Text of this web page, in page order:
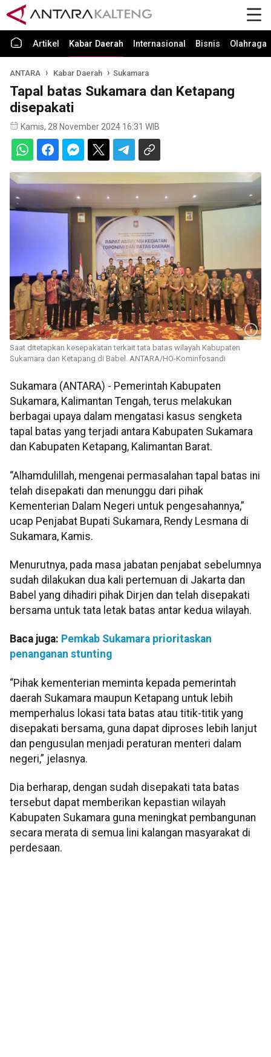
Artikel Kabar Daerah Internasional Bisnis Olahraga
ANTARA Kabar Daerah Sukamara
Tapal batas Sukamara dan Ketapang
disepakati
Kamis, 28 November 2024 16:31 WIB
Saat ditetapkan kesepakatan terkait tata batas wilayah Kabupaten
Sukamara dan Ketapang di Babel. ANTARA/HO-Kominfosandi
Sukamara (ANTARA) - Pemerintah Kabupaten
Sukamara, Kalimantan Tengah, terus melakukan
berbagai upaya dalam mengatasi kasus sengketa
tapal batas yang terjadi antara Kabupaten Sukamara
dan Kabupaten Ketapang, Kalimantan Barat.
“Alhamdulillah, mengenai permasalahan tapal batas ini
telah disepakati dan menunggu dari pihak
Kementerian Dalam Negeri untuk pengesahannya,”
ucap Penjabat Bupati Sukamara, Rendy Lesmana di
Sukamara, Kamis.
Menurutnya, pada masa jabatan penjabat sebelumnya
sudah dilakukan dua kali pertemuan di Jakarta dan
Babel yang dihadiri pihak Dirjen dan telah disepakati
bersama untuk tata letak batas antar kedua wilayah.
Baca juga: Pemkab Sukamara prioritaskan
penanganan stunting
“Pihak kementerian meminta kepada pemerintah
daerah Sukamara maupun Ketapang untuk lebih
memperhalus lokasi tata batas atau titik-titik yang
disepakati bersama, guna dapat diproses lebih lanjut
dan pengusulan menjadi peraturan menteri dalam
negeri,” jelasnya.
Dia berharap, dengan sudah disepakati tata batas
tersebut dapat memberikan kepastian wilayah
Kabupaten Sukamara guna meningkat pembangunan
secara merata di semua lini kalangan masyarakat di
perdesaan.